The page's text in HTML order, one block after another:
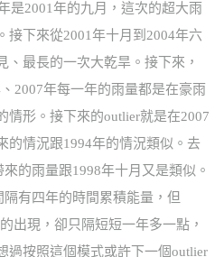
是2001年的九月，這次的超大雨
接下來從2001年十月到2004年六
、最長的一次大乾旱。接下來，
2007年每一年的雨量都是在豪雨
情形。接下來的outlier就是在2007
的情況跟1994年的情況類似。去
的雨量跟1998年十月又是類似。
隔有四年的時間累積能量，但
出現，卻只隔短短一年多一點，
過按照這個模式或許下一個outlier